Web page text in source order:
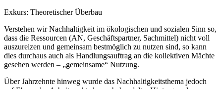
Exkurs: Theoretischer Überbau
Verstehen wir Nachhaltigkeit im ökologischen und sozialen Sinn so,
dass die Ressourcen (AN, Geschäftspartner, Sachmittel) nicht voll
auszureizen und gemeinsam bestmöglich zu nutzen sind, so kann
dies durchaus auch als Handlungsauftrag an die kollektiven Mächte
gesehen werden – „gemeinsame“ Nutzung.
Über Jahrzehnte hinweg wurde das Nachhaltigkeitsthema jedoch